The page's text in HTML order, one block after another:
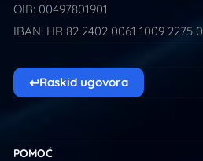
OIB: 00497801901
IBAN: HR 82 2402 0061 1009 2275 0
↩Raskid ugovora
POMOĆ